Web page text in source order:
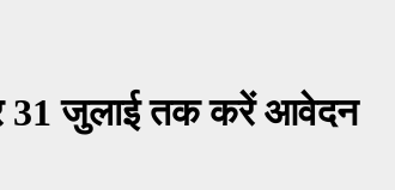
31 जुलाई तक करें आवेदन